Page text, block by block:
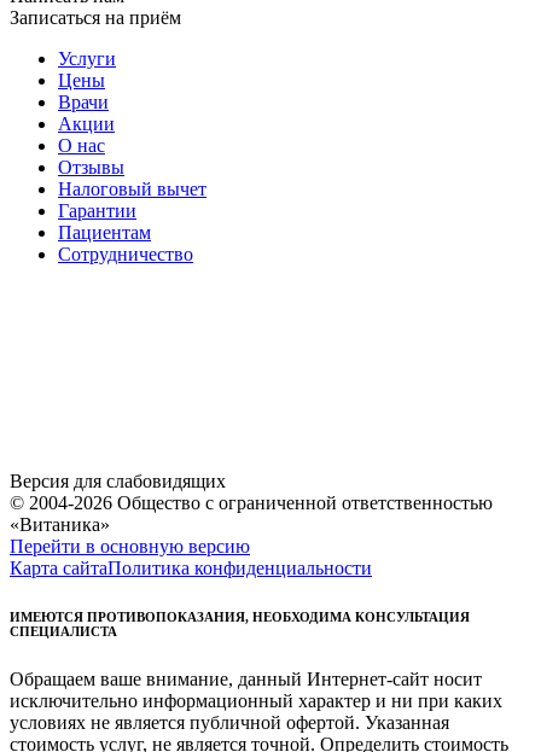
Записаться на приём
Услуги
Цены
Врачи
Акции
О нас
Отзывы
Налоговый вычет
Гарантии
Пациентам
Сотрудничество
Версия для слабовидящих
© 2004-2026 Общество с ограниченной ответственностью
«Витаника»
Перейти в основную версию
Карта сайтаПолитика конфиденциальности
ИМЕЮТСЯ ПРОТИВОПОКАЗАНИЯ, НЕОБХОДИМА КОНСУЛЬТАЦИЯ
СПЕЦИАЛИСТА
Обращаем ваше внимание, данный Интернет-сайт носит
исключительно информационный характер и ни при каких
условиях не является публичной офертой. Указанная
стоимость услуг, не является точной. Определить стоимость